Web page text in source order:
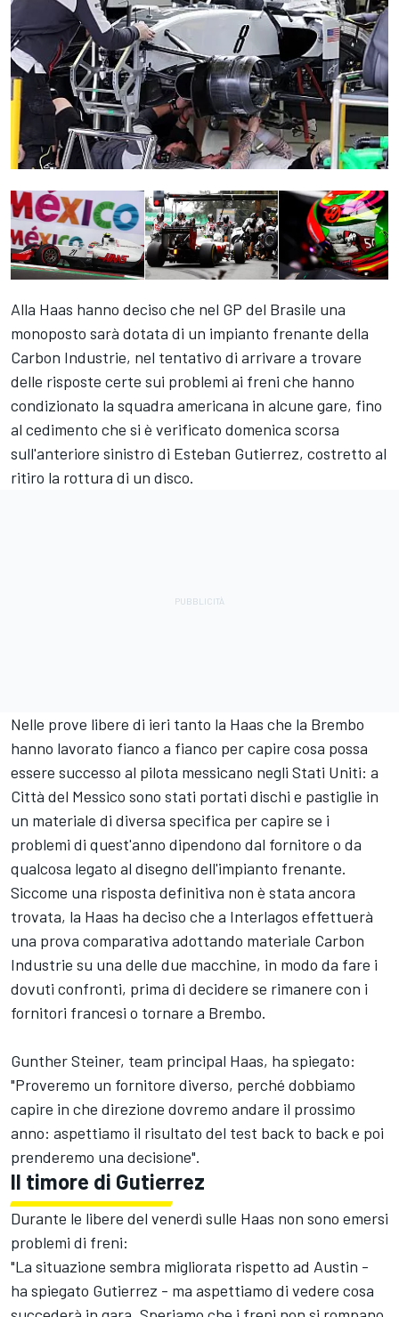
Alla Haas hanno deciso che nel GP del Brasile una
monoposto sarà dotata di un impianto frenante della
Carbon Industrie, nel tentativo di arrivare a trovare
delle risposte certe sui problemi ai freni che hanno
condizionato la squadra americana in alcune gare, fino
al cedimento che si è verificato domenica scorsa
sull'anteriore sinistro di Esteban Gutierrez, costretto al
ritiro la rottura di un disco.
Nelle prove libere di ieri tanto la Haas che la Brembo
hanno lavorato fianco a fianco per capire cosa possa
essere successo al pilota messicano negli Stati Uniti: a
Città del Messico sono stati portati dischi e pastiglie in
un materiale di diversa specifica per capire se i
problemi di quest'anno dipendono dal fornitore o da
qualcosa legato al disegno dell'impianto frenante.
Siccome una risposta definitiva non è stata ancora
trovata, la Haas ha deciso che a Interlagos effettuerà
una prova comparativa adottando materiale Carbon
Industrie su una delle due macchine, in modo da fare i
dovuti confronti, prima di decidere se rimanere con i
fornitori francesi o tornare a Brembo.
Gunther Steiner, team principal Haas, ha spiegato:
"Proveremo un fornitore diverso, perché dobbiamo
capire in che direzione dovremo andare il prossimo
anno: aspettiamo il risultato del test back to back e poi
prenderemo una decisione".
Il timore di Gutierrez
Durante le libere del venerdì sulle Haas non sono emersi
problemi di freni:
"La situazione sembra migliorata rispetto ad Austin -
ha spiegato Gutierrez - ma aspettiamo di vedere cosa